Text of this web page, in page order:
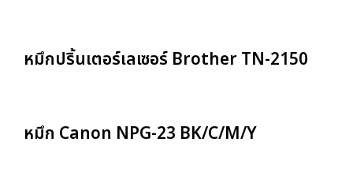
หมึกปริ้นเตอร์เลเซอร์ Brother TN-2150
หมึก Canon NPG-23 BK/C/M/Y